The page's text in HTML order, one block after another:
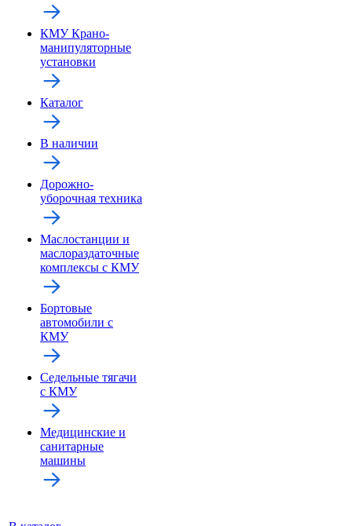
КМУ Крано-
манипуляторные
установки
Каталог
В наличии
Дорожно-
уборочная техника
Маслостанции и
маслораздаточные
комплексы с КМУ
Бортовые
автомобили с
КМУ
Седельные тягачи
с КМУ
Медицинские и
санитарные
машины